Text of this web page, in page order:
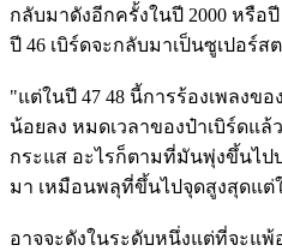
กลับมาดังอีกครั้งในปี 2000 หรือปี
ปี 46 เบิร์ดจะกลับมาเป็นซูเปอร์
"แต่ในปี 47 48 นี้การร้องเพลงข
น้อยลง หมดเวลาของป๋าเบิร์ดแ
กระแส อะไรก็ตามที่มันพุ่งขึ้นไ
มา เหมือนพลุที่ขึ้นไปจุดสูงสุดแต่
อาจจะดังในระดับหนึ่งแต่ที่จะแ